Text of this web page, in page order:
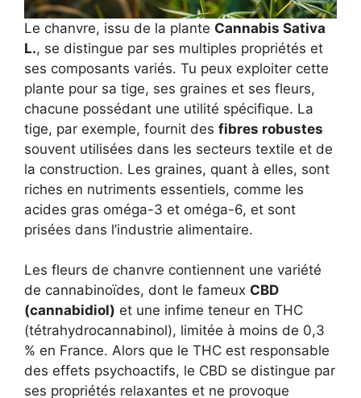
Le chanvre, issu de la plante Cannabis Sativa
L., se distingue par ses multiples propriétés et
ses composants variés. Tu peux exploiter cette
plante pour sa tige, ses graines et ses fleurs,
chacune possédant une utilité spécifique. La
tige, par exemple, fournit des fibres robustes
souvent utilisées dans les secteurs textile et de
la construction. Les graines, quant à elles, sont
riches en nutriments essentiels, comme les
acides gras oméga-3 et oméga-6, et sont
prisées dans l’industrie alimentaire.
Les fleurs de chanvre contiennent une variété
de cannabinoïdes, dont le fameux CBD
(cannabidiol) et une infime teneur en THC
(tétrahydrocannabinol), limitée à moins de 0,3
% en France. Alors que le THC est responsable
des effets psychoactifs, le CBD se distingue par
ses propriétés relaxantes et ne provoque